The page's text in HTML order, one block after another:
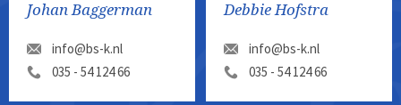
Johan Baggerman
info@bs-k.nl
035 - 54 124 66
Debbie Hofstra
info@bs-k.nl
035 - 54 124 66